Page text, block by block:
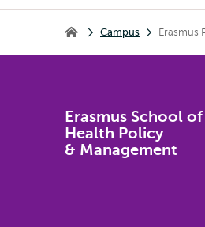
Erasmus School of Health
Campus Erasmus
Erasmus School of
Health Policy
& Management